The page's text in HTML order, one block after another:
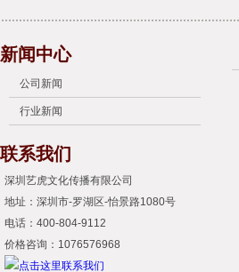
新闻中心
公司新闻
行业新闻
联系我们
深圳艺虎文化传播有限公司
地址：深圳市-罗湖区-怡景路1080号
电话：400-804-9112
价格咨询：1076576968